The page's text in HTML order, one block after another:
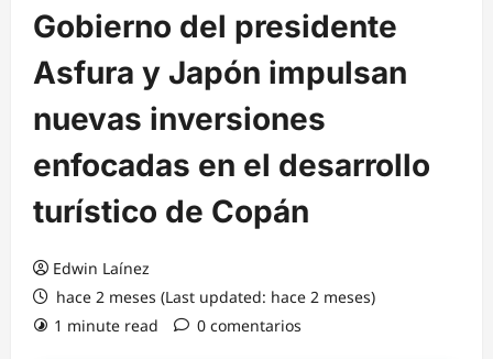
Gobierno del presidente
Asfura y Japón impulsan
nuevas inversiones
enfocadas en el desarrollo
turístico de Copán
Edwin Laínez
hace 2 meses (Last updated: hace 2 meses)
1 minute read
0 comentarios